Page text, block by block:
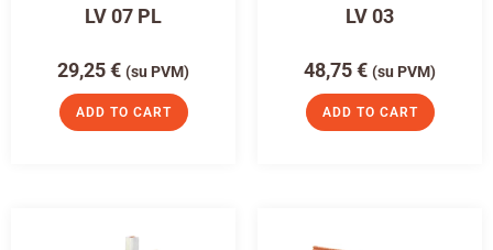
LV 07 PL
29,25€ (su PVM)
ADD TO CART
LV 03
48,75€ (su PVM)
ADD TO CART